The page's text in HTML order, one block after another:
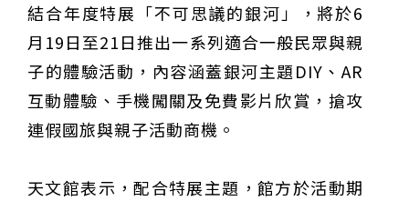
跨海義診13年
結合年度特展「不可思議的銀河」，將於6
月19日至21日推出一系列適合一般民眾與親
子的體驗活動，內容涵蓋銀河主題DIY、AR
互動體驗、手機闖關及免費影片欣賞，搶攻
連假國旅與親子活動商機。
天文館表示，配合特展主題，館方於活動期